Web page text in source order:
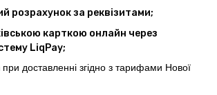
розрахунок за реквізитами;
карткою онлайн через
LiqPay;
при доставленні згідно з тарифами Нової